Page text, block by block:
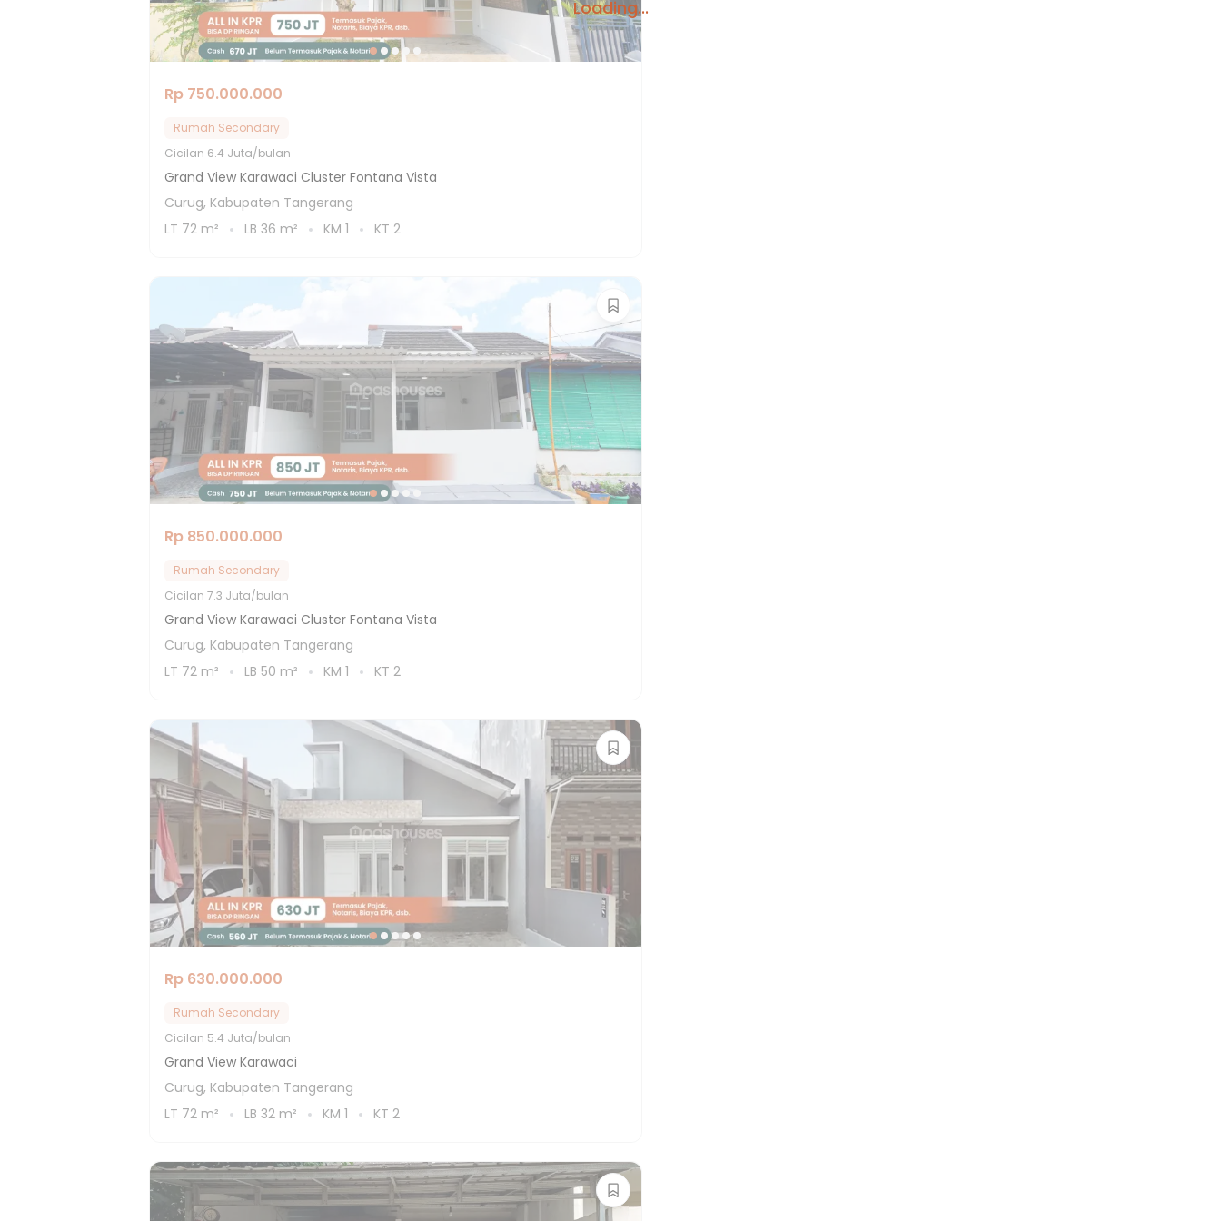
Loading...
Rp 750.000.000
Rumah Secondary
Cicilan 6.4 Juta/bulan
Grand View Karawaci Cluster Fontana Vista
Curug, Kabupaten Tangerang
LT 72 m² LB 36 m² KM 1 KT 2
Rp 850.000.000
Rumah Secondary
Cicilan 7.3 Juta/bulan
Grand View Karawaci Cluster Fontana Vista
Curug, Kabupaten Tangerang
LT 72 m² LB 50 m² KM 1 KT 2
Rp 630.000.000
Rumah Secondary
Cicilan 5.4 Juta/bulan
Grand View Karawaci
Curug, Kabupaten Tangerang
LT 72 m² LB 32 m² KM 1 KT 2